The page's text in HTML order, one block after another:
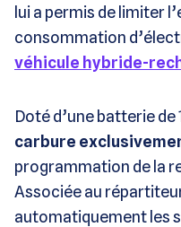
lui a permis de limiter
consommation
véhicule hybride-
Doté d’une batterie de
carbure
programmation de la
Associée au
automatiquement les